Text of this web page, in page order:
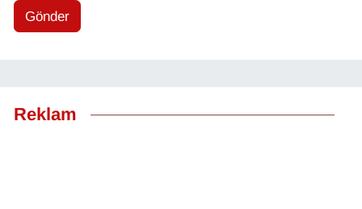
Gönder
Reklam